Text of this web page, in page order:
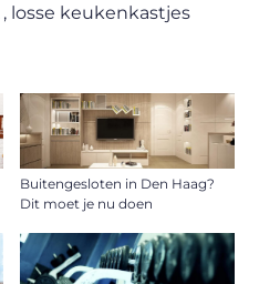
Buitengesloten in Den Haag?
Dit moet je nu doen
, losse keukenkastjes